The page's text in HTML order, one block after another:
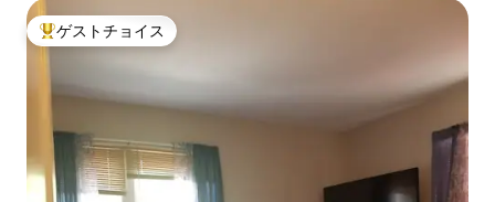
大好評のゲストチョイスです。
ゲストチョイス